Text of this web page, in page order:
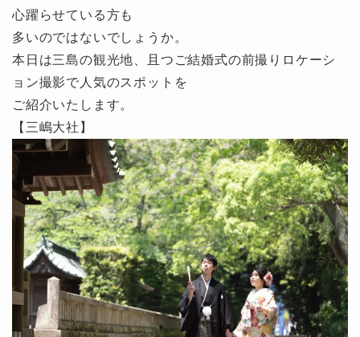
心躍らせている方も
多いのではないでしょうか。
本日は三島の観光地、且つご結婚式の前撮りロケーシ
ョン撮影で人気のスポットを
ご紹介いたします。
【三嶋大社】